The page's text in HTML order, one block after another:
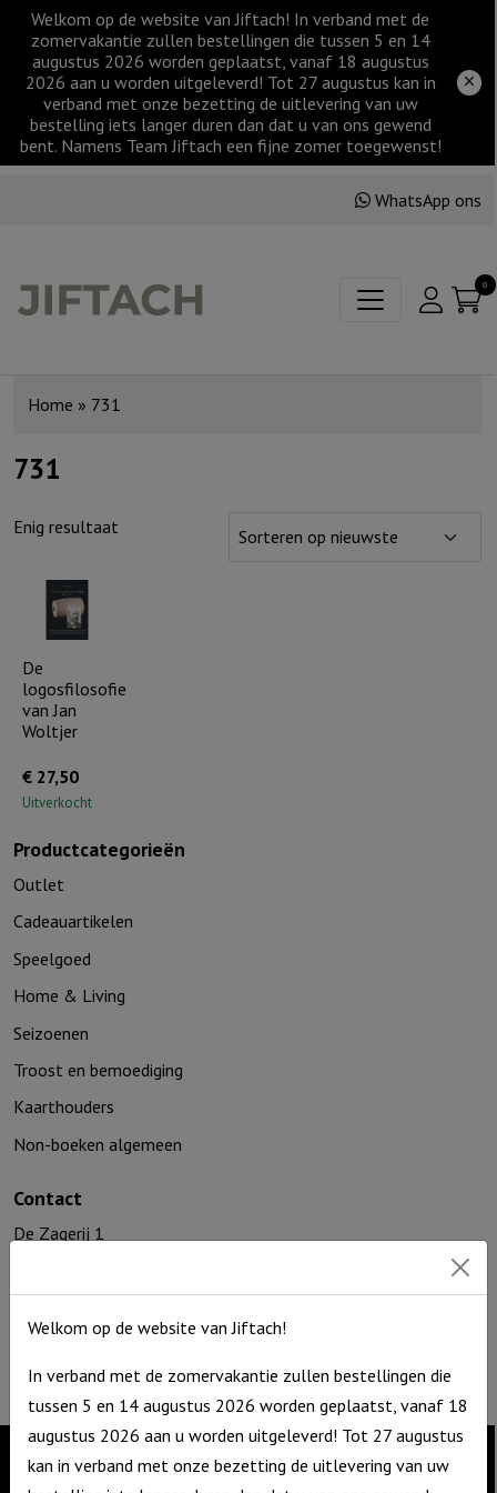
Welkom op de website van Jiftach! In verband met de
zomervakantie zullen bestellingen die tussen 5 en 14
augustus 2026 worden geplaatst, vanaf 18 augustus
2026 aan u worden uitgeleverd! Tot 27 augustus kan in
verband met onze bezetting de uitlevering van uw
bestelling iets langer duren dan dat u van ons gewend
bent. Namens Team Jiftach een fijne zomer toegewenst!
WhatsApp ons
0
Home » 731
731
Productcategorieën
Outlet
Cadeauartikelen
Speelgoed
Home & Living
Seizoenen
Troost en bemoediging
Kaarthouders
Non-boeken algemeen
Contact
De Zagerij 1
T: 06 – 4188 1025
info@jiftach.nl
BTW nr: NL8537.59.820.B01
Enig resultaat
De
logosfilosofie
van Jan
Woltjer
€ 27,50
Uitverkocht
Welkom op de website van Jiftach!
In verband met de zomervakantie zullen bestellingen die
tussen 5 en 14 augustus 2026 worden geplaatst, vanaf 18
augustus 2026 aan u worden uitgeleverd! Tot 27 augustus
kan in verband met onze bezetting de uitlevering van uw